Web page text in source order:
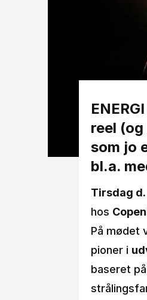
reel
som jo
bl.a.
Tirsdag d.
hos
På mødet
pioner i
baseret